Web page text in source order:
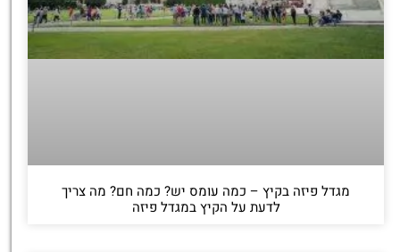
מגדל פיזה בקיץ – כמה עומס יש? כמה חם? מה צריך
לדעת על הקיץ במגדל פיזה